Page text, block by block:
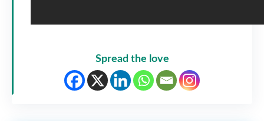
Spread the love